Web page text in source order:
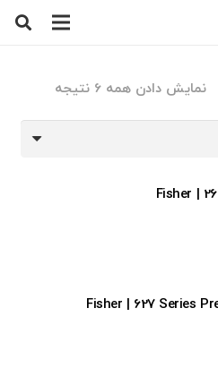
نمایش دادن همه 6 نتیجه
Fisher |
Fisher | 627 Series